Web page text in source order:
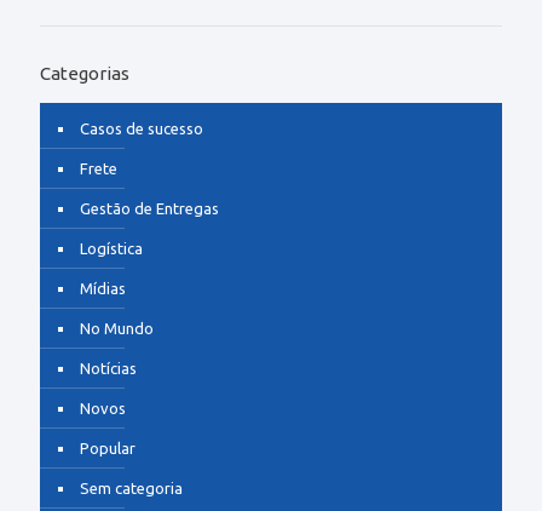
Categorias
Casos de sucesso
Frete
Gestão de Entregas
Logística
Mídias
No Mundo
Notícias
Novos
Popular
Sem categoria